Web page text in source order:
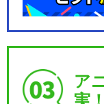
ア